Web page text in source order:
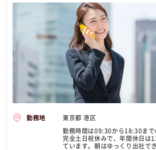
勤務地 東京都 港区
勤務時間は09:30から18:30まで
完全土日祝休みで、年間休日は
ています。朝はゆっくり出社で